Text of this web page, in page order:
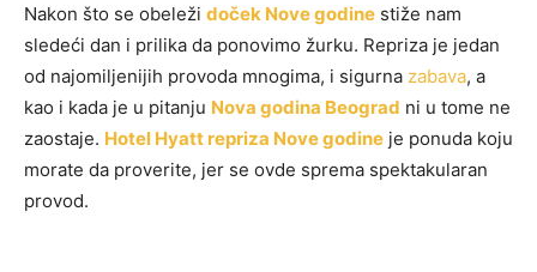
Nakon što se obeleži doček Nove godine stiže nam
sledeći dan i prilika da ponovimo žurku. Repriza je jedan
od najomiljenijih provoda mnogima, i sigurna zabava, a
kao i kada je u pitanju Nova godina Beograd ni u tome ne
zaostaje. Hotel Hyatt repriza Nove godine je ponuda koju
morate da proverite, jer se ovde sprema spektakularan
provod.